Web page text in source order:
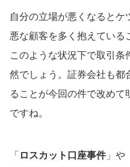
自分の立場が悪くなると
悪な顧客を多く抱えている
このような状況下で取引条
然でしょう。証券会社も都
ることが今回の件で改めて
ですね。
「 ロスカット口座事件」や